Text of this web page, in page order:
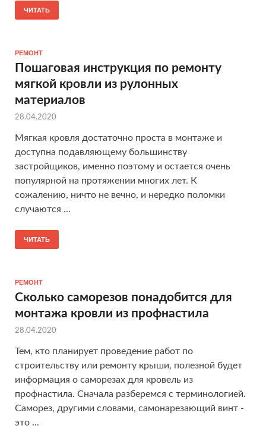
ЧИТАТЬ
РЕМОНТ
Пошаговая инструкция по ремонту
мягкой кровли из рулонных
материалов
28.04.2020
Мягкая кровля достаточно проста в монтаже и
доступна подавляющему большинству
застройщиков, именно поэтому и остается очень
популярной на протяжении многих лет. К
сожалению, ничто не вечно, и нередко поломки
случаются ...
ЧИТАТЬ
РЕМОНТ
Сколько саморезов понадобится для
монтажа кровли из профнастила
28.04.2020
Тем, кто планирует проведение работ по
строительству или ремонту крыши, полезной будет
информация о саморезах для кровель из
профнастила. Сначала разберемся с терминологией.
Саморез, другими словами, самонарезающий винт -
это ...